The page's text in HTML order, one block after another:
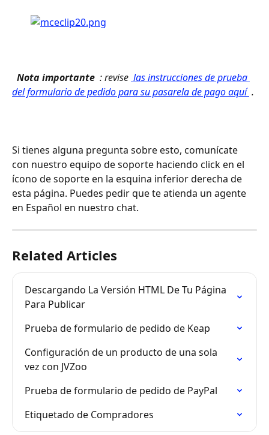
Nota importante : revise las instrucciones de prueba
del formulario de pedido para su pasarela de pago aquí .
Si tienes alguna pregunta sobre esto, comunícate
con nuestro equipo de soporte haciendo click en el
ícono de soporte en la esquina inferior derecha de
esta página. Puedes pedir que te atienda un agente
en Español en nuestro chat.
Related Articles
Descargando La Versión HTML De Tu Página
Para Publicar
Prueba de formulario de pedido de Keap
Configuración de un producto de una sola
vez con JVZoo
Prueba de formulario de pedido de PayPal
Etiquetado de Compradores